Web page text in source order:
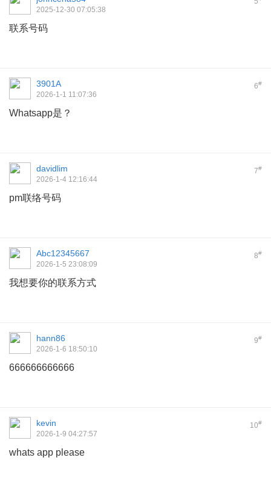
2025-12-30 07:05:38
联系号码
6#
3901A
2026-1-1 11:07:36
Whatsapp是？
7#
davidlim
2026-1-4 12:16:44
pm联络号码
8#
Abc12345667
2026-1-5 23:08:09
我想要你的联系方式
9#
hann86
2026-1-6 18:50:10
666666666666
10#
kevin
2026-1-9 04:27:57
whats app please